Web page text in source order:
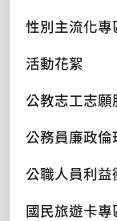
性別主流化專
活動花絮
公教志工志願
公務員廉政倫
公職人員利
國民旅遊卡專